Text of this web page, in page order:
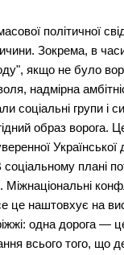
політичної
Зокрема, в
якщо не було
надмірна
соціальні групи
образ
соціальному плані
Міжнаціональні
це наштовхує на
одна дорога —
всього того, що